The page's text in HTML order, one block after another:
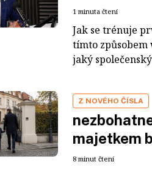
1 minuta čtení
Jak se trénuje
tímto způsobem
jaký
Z NOVÉHO ČÍSLA
majetkem
8 minut čtení